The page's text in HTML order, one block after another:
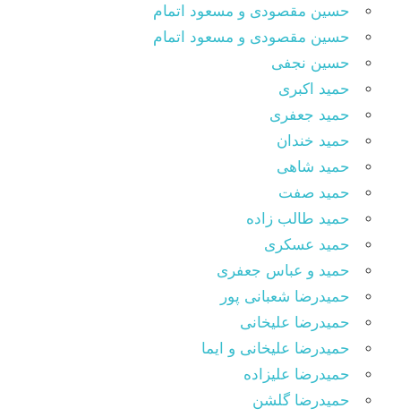
حسین مقصودى و مسعود اتمام
حسین مقصودی و مسعود اتمام
حسین نجفی
حمید اکبری
حمید جعفری
حمید خندان
حمید شاهی
حمید صفت
حمید طالب زاده
حمید عسکری
حمید و عباس جعفری
حمیدرضا شعبانی پور
حمیدرضا علیخانی
حمیدرضا علیخانی و ایما
حمیدرضا علیزاده
حمیدرضا گلشن